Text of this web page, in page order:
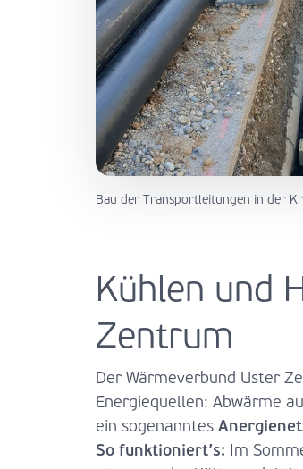
Bau der Transportleitungen in der
Kühlen und
Zentrum
Der Wärmeverbund Uster
Energiequellen: Abwärme
ein sogenanntes
So funktioniert’s: Im